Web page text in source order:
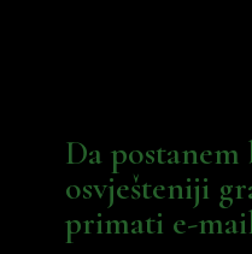
Da
osvješteniji
primati e-